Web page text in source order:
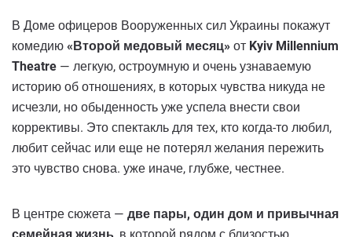
В Доме офицеров Вооруженных сил Украины покажут
комедию «Второй медовый месяц» от Kyiv Millennium
Theatre — легкую, остроумную и очень узнаваемую
историю об отношениях, в которых чувства никуда не
исчезли, но обыденность уже успела внести свои
коррективы. Это спектакль для тех, кто когда-то любил,
любит сейчас или еще не потерял желания пережить
это чувство снова. уже иначе, глубже, честнее.
В центре сюжета — две пары, один дом и привычная
семейная жизнь , в которой рядом с близостью